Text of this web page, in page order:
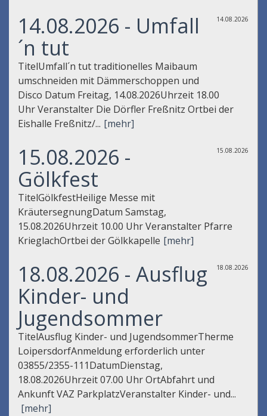
14.08.2026
14.08.2026 - Umfall
´n tut
TitelUmfall´n tut traditionelles Maibaum
umschneiden mit Dämmerschoppen und
Disco Datum Freitag, 14.08.2026Uhrzeit 18.00
Uhr Veranstalter Die Dörfler Freßnitz Ortbei der
Eishalle Freßnitz/... [mehr]
15.08.2026
15.08.2026 -
Gölkfest
TitelGölkfestHeilige Messe mit
KräutersegnungDatum Samstag,
15.08.2026Uhrzeit 10.00 Uhr Veranstalter Pfarre
KrieglachOrtbei der Gölkkapelle [mehr]
18.08.2026
18.08.2026 - Ausflug
Kinder- und
Jugendsommer
TitelAusflug Kinder- und JugendsommerTherme
LoipersdorfAnmeldung erforderlich unter
03855/2355-111DatumDienstag,
18.08.2026Uhrzeit 07.00 Uhr OrtAbfahrt und
Ankunft VAZ ParkplatzVeranstalter Kinder- und...
[mehr]